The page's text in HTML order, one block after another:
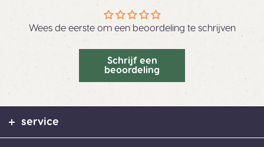
Wees de eerste om een beoordeling te schrijven
Schrijf een
beoordeling
service